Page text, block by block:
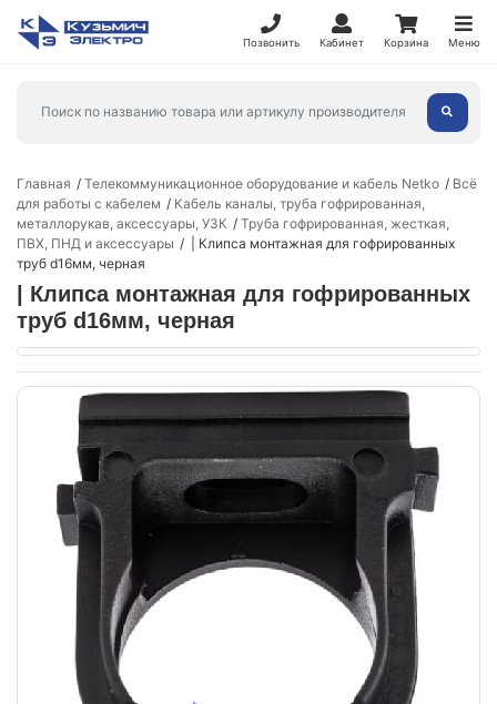
Позвонить Кабинет Корзина Меню
Главная Телекоммуникационное оборудование и кабель Netko
Всё
для работы с кабелем
Кабель каналы, труба гофрированная,
металлорукав, аксессуары, УЗК
Труба гофрированная, жесткая,
ПВХ, ПНД и аксессуары
| Клипса монтажная для гофрированных
труб d16мм, черная
| Клипса монтажная для гофрированных
труб d16мм, черная